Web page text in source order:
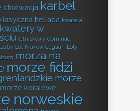
chorwacja karbel
hellada kwatera
kwatery w
letniskowy dom nad
Lot Kraków Cagliari Loty
morza na
morze fidżi
morze
morze koralowe
norweskie